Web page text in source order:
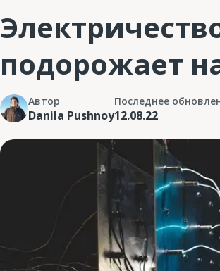
подорожает
Автор
Danila Pushnoy
Последнее
12.08.22